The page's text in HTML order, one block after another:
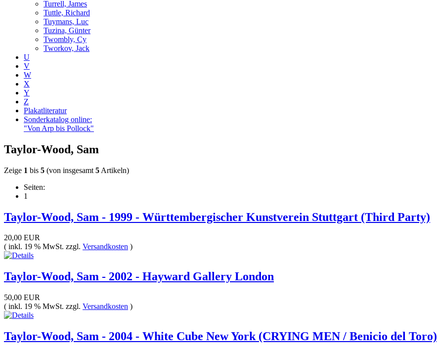
Turrell, James
Tuttle, Richard
Tuymans, Luc
Tuzina, Günter
Twombly, Cy
Tworkov, Jack
U
V
W
X
Y
Z
Plakatliteratur
Sonderkatalog online:
"Von Arp bis Pollock"
Taylor-Wood, Sam
Zeige 1 bis 5 (von insgesamt 5 Artikeln)
Seiten:
1
Taylor-Wood, Sam - 1999 - Württembergischer Kunstverein Stuttgart (Third Party)
20,00 EUR
( inkl. 19 % MwSt. zzgl. Versandkosten )
Taylor-Wood, Sam - 2002 - Hayward Gallery London
50,00 EUR
( inkl. 19 % MwSt. zzgl. Versandkosten )
Taylor-Wood, Sam - 2004 - White Cube New York (CRYING MEN / Benicio del Toro)